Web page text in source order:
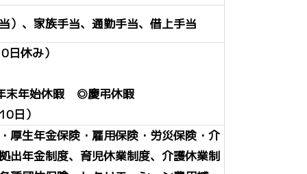
）、家族手当、通勤手当、借上手当
休み）
年始休暇 ◎慶弔休暇
日）
厚生年金保険・雇用保険・労災保険・介
出年金制度、育児休業制度、介護休業制